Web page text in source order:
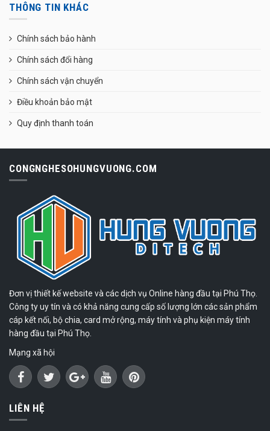
THÔNG TIN KHÁC
Chính sách bảo hành
Chính sách đổi hàng
Chính sách vận chuyển
Điều khoản bảo mật
Quy định thanh toán
CONGNGHESOHUNGVUONG.COM
Đơn vị thiết kế website và các dịch vụ Online hàng đầu tại Phú Thọ.
Công ty uy tín và có khả năng cung cấp số lượng lớn các sản phẩm
cáp kết nối, bộ chia, card mở rộng, máy tính và phụ kiện máy tính
hàng đầu tại Phú Thọ.
Mạng xã hội
LIÊN HỆ